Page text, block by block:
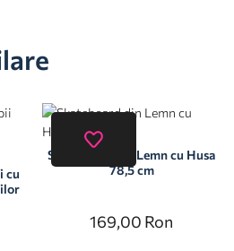
cu
Skateboard din Lemn cu Husa
78,5 cm
169,00 Ron